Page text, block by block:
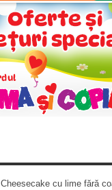
Cheesecake cu lime fără